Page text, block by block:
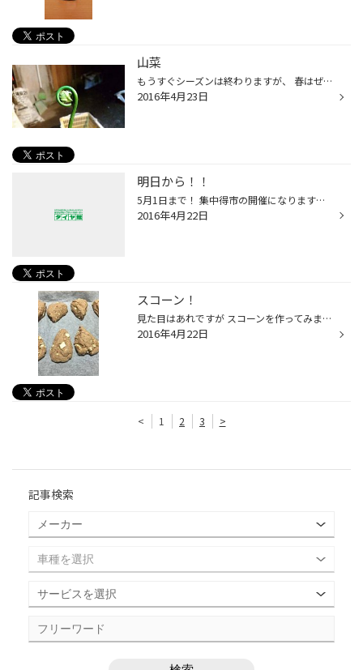
山菜
もうすぐシーズンは終わりますが、 春はぜんまいや、わらび・たけのこ・うどなど、 山菜の時期ですね。 朝日家では暇な時によく山菜取りに、 近くの山などに行ってます。 先日もうちの親がたくさんぜんまいを採って来てました！ 美味しいんですが、 綿を取ったり、乾燥させたりと 採ったあとが面倒...
2016年4月23日
明日から！！
5月1日まで！ 集中得市の開催になります！！ ゴールデンウィーク前、行楽シーズン前に 愛車のメンテナンス！はいかがでしょうか？？？ 出先でのトラブルだけは避けたいものですね！！ そうならないためにも、ちょっとだけタイヤ館武雄店に 寄ってみて頂ければ幸いです！ 期間中お得な品々や、ご購入...
2016年4月22日
スコーン！
見た目はあれですが スコーンを作ってみました。 一個材料費36円になります。 次の日にはペロリと美味しく頂きました。 買うのが安いか作るのが安いか…。
2016年4月22日
< 1 2 3 >
記事検索